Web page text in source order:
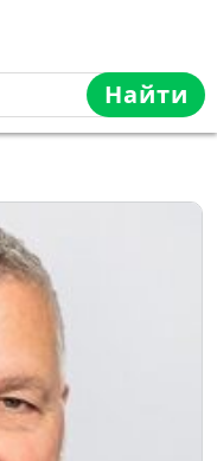
Найти